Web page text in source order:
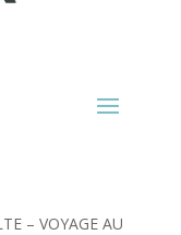
– VOYAGE AU